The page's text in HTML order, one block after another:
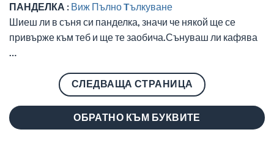
ПАНДЕЛКА : Виж Пълно Tълкуване
Шиеш ли в съня си панделка, значи че някой ще се
привърже към теб и ще те заобича.Сънуваш ли кафява
…
СЛЕДВАЩА СТРАНИЦА
ОБРАТНО КЪМ БУКВИТЕ